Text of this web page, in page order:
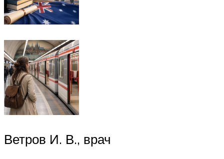
Ветров И. В., врач